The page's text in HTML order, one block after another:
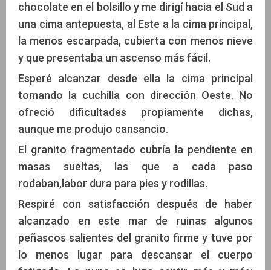
chocolate en el bolsillo y me dirigí hacia el Sud a
una cima antepuesta, al Este a la cima principal,
la menos escarpada, cubierta con menos nieve
y que presentaba un ascenso más fácil.
Esperé alcanzar desde ella la cima principal
tomando la cuchilla con dirección Oeste. No
ofreció dificultades propiamente dichas,
aunque me produjo cansancio.
El granito fragmentado cubría la pendiente en
masas sueltas, las que a cada paso
rodaban,labor dura para pies y rodillas.
Respiré con satisfacción después de haber
alcanzado en este mar de ruinas algunos
peñascos salientes del granito firme y tuve por
lo menos lugar para descansar el cuerpo